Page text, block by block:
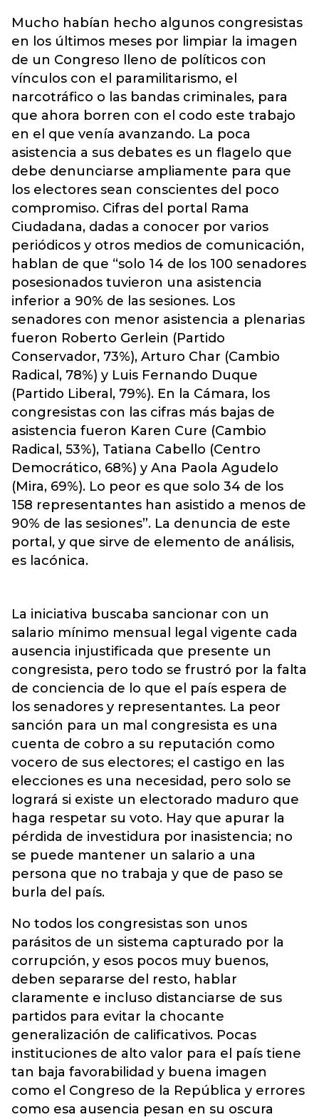
Mucho habían hecho algunos congresistas
en los últimos meses por limpiar la imagen
de un Congreso lleno de políticos con
vínculos con el paramilitarismo, el
narcotráfico o las bandas criminales, para
que ahora borren con el codo este trabajo
en el que venía avanzando. La poca
asistencia a sus debates es un flagelo que
debe denunciarse ampliamente para que
los electores sean conscientes del poco
compromiso. Cifras del portal Rama
Ciudadana, dadas a conocer por varios
periódicos y otros medios de comunicación,
hablan de que “solo 14 de los 100 senadores
posesionados tuvieron una asistencia
inferior a 90% de las sesiones. Los
senadores con menor asistencia a plenarias
fueron Roberto Gerlein (Partido
Conservador, 73%), Arturo Char (Cambio
Radical, 78%) y Luis Fernando Duque
(Partido Liberal, 79%). En la Cámara, los
congresistas con las cifras más bajas de
asistencia fueron Karen Cure (Cambio
Radical, 53%), Tatiana Cabello (Centro
Democrático, 68%) y Ana Paola Agudelo
(Mira, 69%). Lo peor es que solo 34 de los
158 representantes han asistido a menos de
90% de las sesiones”. La denuncia de este
portal, y que sirve de elemento de análisis,
es lacónica.
La iniciativa buscaba sancionar con un
salario mínimo mensual legal vigente cada
ausencia injustificada que presente un
congresista, pero todo se frustró por la falta
de conciencia de lo que el país espera de
los senadores y representantes. La peor
sanción para un mal congresista es una
cuenta de cobro a su reputación como
vocero de sus electores; el castigo en las
elecciones es una necesidad, pero solo se
logrará si existe un electorado maduro que
haga respetar su voto. Hay que apurar la
pérdida de investidura por inasistencia; no
se puede mantener un salario a una
persona que no trabaja y que de paso se
burla del país.
No todos los congresistas son unos
parásitos de un sistema capturado por la
corrupción, y esos pocos muy buenos,
deben separarse del resto, hablar
claramente e incluso distanciarse de sus
partidos para evitar la chocante
generalización de calificativos. Pocas
instituciones de alto valor para el país tiene
tan baja favorabilidad y buena imagen
como el Congreso de la República y errores
como esa ausencia pesan en su oscura